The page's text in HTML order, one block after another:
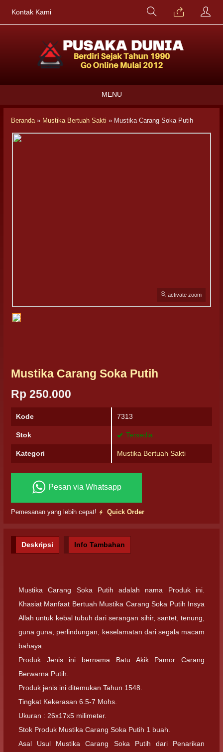
Kontak Kami
MENU
Beranda» Mustika Bertuah Sakti » Mustika Carang Soka Putih
activate zoom
Mustika Carang Soka Putih
Rp 250.000
Kode 7313
Stok Tersedia
Kategori Mustika Bertuah Sakti
Pesan via Whatsapp
Pemesanan yang lebih cepat! Quick Order
Deskripsi Info Tambahan
Mustika Carang Soka Putih adalah nama Produk ini.
Khasiat Manfaat Bertuah Mustika Carang Soka Putih Insya
Allah untuk kebal tubuh dari serangan sihir, santet, tenung,
guna guna, perlindungan, keselamatan dari segala macam
bahaya.
Produk Jenis ini bernama Batu Akik Pamor Carang
Berwarna Putih.
Produk jenis ini ditemukan Tahun 1548.
Tingkat Kekerasan 6.5-7 Mohs.
Ukuran : 26x17x5 milimeter.
Stok Produk Mustika Carang Soka Putih 1 buah.
Asal Usul Mustika Carang Soka Putih dari Penarikan